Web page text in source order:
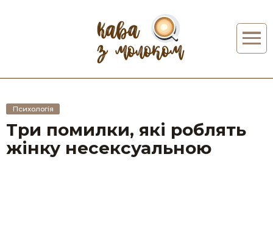
Психологія
Три помилки, які роблять
жінку несексуальною